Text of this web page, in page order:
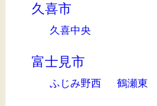
久喜市
久喜中央
富士見市
ふじみ野西 鶴瀬東